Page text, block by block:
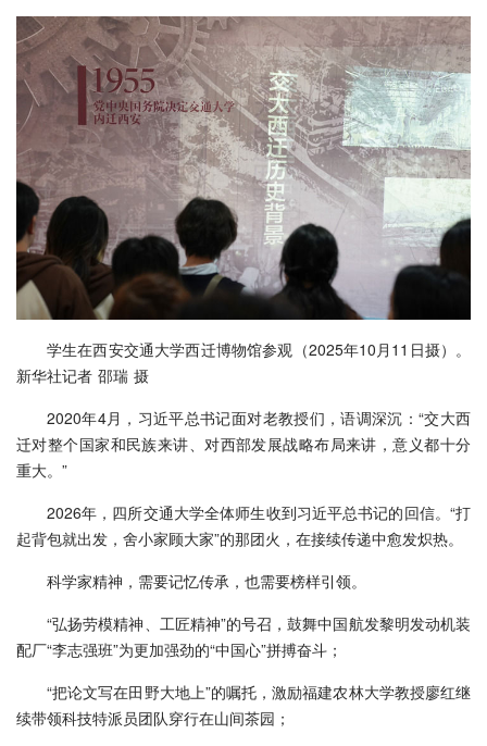
学生在西安交通大学西迁博物馆参观（2025年10月11日摄）。
新华社记者 邵瑞 摄
2020年4月，习近平总书记面对老教授们，语调深沉：“交大西
迁对整个国家和民族来讲、对西部发展战略布局来讲，意义都十分
重大。”
2026年，四所交通大学全体师生收到习近平总书记的回信。“打
起背包就出发，舍小家顾大家”的那团火，在接续传递中愈发炽热。
科学家精神，需要记忆传承，也需要榜样引领。
“弘扬劳模精神、工匠精神”的号召，鼓舞中国航发黎明发动机装
配厂“李志强班”为更加强劲的“中国心”拼搏奋斗；
“把论文写在田野大地上”的嘱托，激励福建农林大学教授廖红继
续带领科技特派员团队穿行在山间茶园；